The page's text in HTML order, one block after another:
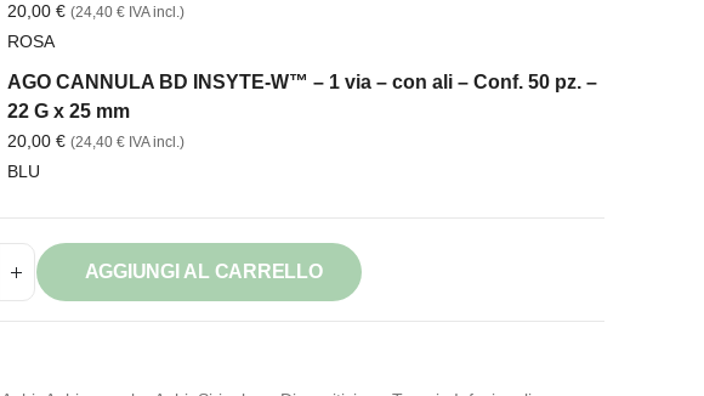
20,00 € (24,40 €IVA incl.)
ROSA
AGO CANNULA BD INSYTE-W™ – 1 via – con ali – Conf. 50 pz. –
22 G x 25 mm
20,00 € (24,40 €IVA incl.)
BLU
AGGIUNGI AL CARRELLO